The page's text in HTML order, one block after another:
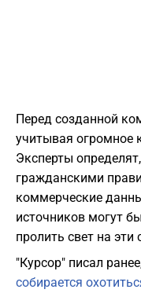
Перед созданной
учитывая огромное
Эксперты
гражданскими
коммерческие
источников могут
пролить свет на эти
"Курсор" писал
собирается